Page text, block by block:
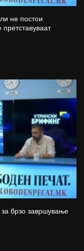
не постои
брзо завршување